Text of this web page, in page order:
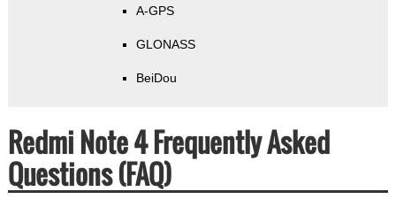
A-GPS
GLONASS
BeiDou
Redmi Note 4 Frequently Asked
Questions (FAQ)